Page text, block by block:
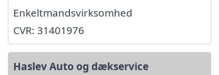
Enkeltmandsvirksomhed
CVR: 31401976
Haslev Auto og dækservice